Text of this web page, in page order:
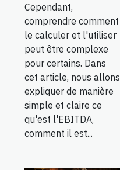
Cependant,
comprendre comment
le calculer et l'utiliser
peut être complexe
pour certains. Dans
cet article, nous allons
expliquer de manière
simple et claire ce
qu'est l'EBITDA,
comment il est...